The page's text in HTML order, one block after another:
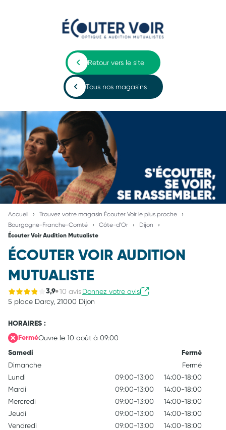
Retour vers le site
Tous nos magasins
Accueil
Trouvez votre magasin Écouter Voir le plus proche
Bourgogne-Franche-Comté
Côte-d'Or Dijon
Écouter Voir Audition Mutualiste
ÉCOUTER VOIR AUDITION
MUTUALISTE
3,9 10 avisDonnez votre avis
5 place Darcy, 21000 Dijon
HORAIRES :
FerméOuvre le 10 août à 09:00
Samedi Fermé
Dimanche
Fermé
Lundi
09:00-13:00
14:00-18:00
Mardi
09:00-13:00
14:00-18:00
Mercredi
09:00-13:00
14:00-18:00
Jeudi
09:00-13:00
14:00-18:00
Vendredi
09:00-13:00
14:00-18:00